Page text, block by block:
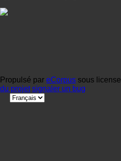
Propulsé par eCorpus sous license
du projet signaler un bug